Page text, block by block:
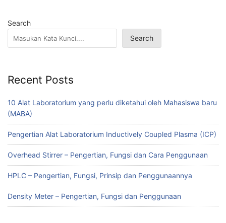
Search
Search
Recent Posts
10 Alat Laboratorium yang perlu diketahui oleh Mahasiswa baru
(MABA)
Pengertian Alat Laboratorium Inductively Coupled Plasma (ICP)
Overhead Stirrer – Pengertian, Fungsi dan Cara Penggunaan
HPLC – Pengertian, Fungsi, Prinsip dan Penggunaannya
Density Meter – Pengertian, Fungsi dan Penggunaan